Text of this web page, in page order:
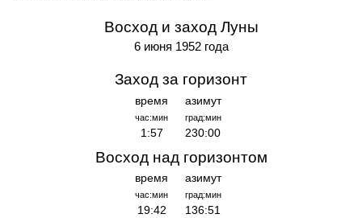
Восход и заход Луны
6 июня 1952 года
Заход за горизонт
время
час:мин
1:57
азимут
град:мин
230:00
Восход над горизонтом
время
час:мин
19:42
азимут
град:мин
136:51